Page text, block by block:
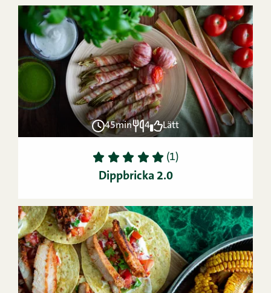
45min 4 Lätt
1 2 3 4 5 (1)
Dippbricka 2.0